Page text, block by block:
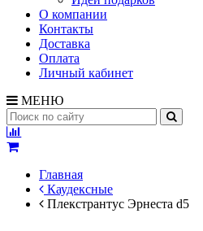
О компании
Контакты
Доставка
Оплата
Личный кабинет
МЕНЮ
Главная
Каудексные
Плекстрантус Эрнеста d5